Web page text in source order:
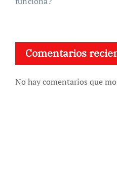
Comentarios
No hay comentarios que